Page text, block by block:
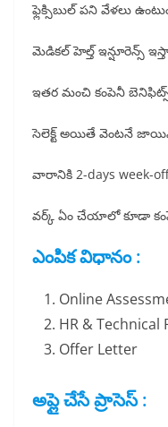
ఫ్లెక్సిబుల్ పని వేళలు
మెడికల్ హెల్త్ ఇన్షూరెన్స్
ఇతర మంచి కంపెనీ బెనిఫిట్స్
సెలెక్ట్ అయితే వెంటనే
వారానికి 2-days week-off
వర్క్ ఏం చేయాలో కూడా
ఎంపిక విధానం :
Online
HR & Technical
Offer Letter
అప్లై చేసే ప్రాసెస్ :